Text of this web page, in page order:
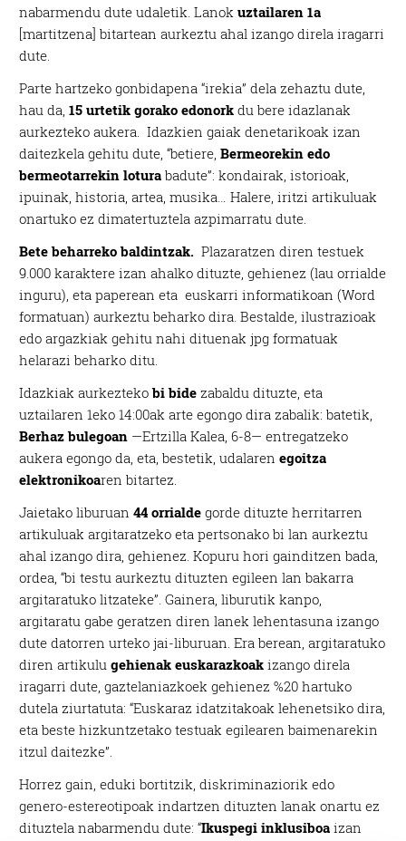
nabarmendu dute udaletik. Lanokuztailaren 1a
[martitzena] bitartean aurkeztu ahal izango direla iragarri
dute.
Parte hartzeko gonbidapena “irekia” dela zehaztu dute,
hau da,15 urtetik gorako edonork du bere idazlanak
aurkezteko aukera. Idazkien gaiak denetarikoak izan
daitezkela gehitu dute, “betiere,Bermeorekin edo
bermeotarrekin lotura badute”: kondairak, istorioak,
ipuinak, historia, artea, musika… Halere, iritzi artikuluak
onartuko ez dimatertuztela azpimarratu dute.
Bete beharreko baldintzak. Plazaratzen diren testuek
9.000 karaktere izan ahalko dituzte, gehienez (lau orrialde
inguru), eta paperean eta euskarri informatikoan (Word
formatuan) aurkeztu beharko dira. Bestalde, ilustrazioak
edo argazkiak gehitu nahi dituenak jpg formatuak
helarazi beharko ditu.
Idazkiak aurkeztekobi bide zabaldu dituzte, eta
uztailaren 1eko 14:00ak arte egongo dira zabalik: batetik,
Berhaz bulegoan —Ertzilla Kalea, 6-8— entregatzeko
aukera egongo da, eta, bestetik, udalaren egoitza
elektronikoaren bitartez.
Jaietako liburuan44 orrialde gorde dituzte herritarren
artikuluak argitaratzeko eta pertsonako bi lan aurkeztu
ahal izango dira, gehienez. Kopuru hori gainditzen bada,
ordea, “bi testu aurkeztu dituzten egileen lan bakarra
argitaratuko litzateke”. Gainera, liburutik kanpo,
argitaratu gabe geratzen diren lanek lehentasuna izango
dute datorren urteko jai-liburuan. Era berean, argitaratuko
diren artikulugehienak euskarazkoak izango direla
iragarri dute, gaztelaniazkoek gehienez %20 hartuko
dutela ziurtatuta: “Euskaraz idatzitakoak lehenetsiko dira,
eta beste hizkuntzetako testuak egilearen baimenarekin
itzul daitezke”.
Horrez gain, eduki bortitzik, diskriminaziorik edo
genero-estereotipoak indartzen dituzten lanak onartu ez
dituztela nabarmendu dute: “Ikuspegi inklusiboa izan